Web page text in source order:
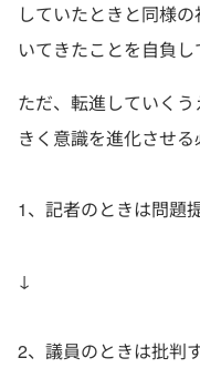
していたときと同様
いてきたことを自負し
ただ、転進していく
きく意識を進化させる
1、記者のときは問題
↓
2、議員のときは批判